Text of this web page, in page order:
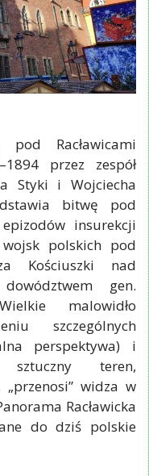
Racławicami
przez zespół
Styki i Wojciecha
bitwę pod
insurekcji
wojsk polskich pod
Kościuszki nad
gen.
malowidło
szczególnych
perspektywa) i
sztuczny teren,
„przenosi” widza w
Racławicka
do dziś polskie